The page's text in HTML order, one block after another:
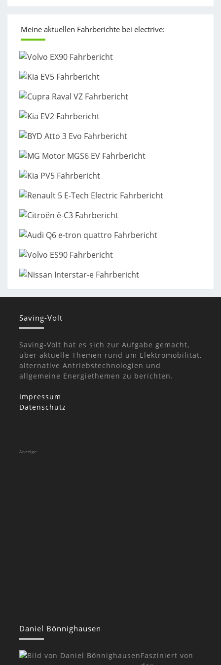
Meine aktuellen Fahrberichte bei electrive:
Saving-Volt
Saving-Volt hat es sich zur Aufgabe gemacht,
über aktuelle Themen rund um Elektromobilität,
alternative Antriebstechnologien und
allgemeine Energiethemen zu berichten.
Impressum
Datenschutz
Anzeige:
Daniel Bönnighausen
Fasziniert von